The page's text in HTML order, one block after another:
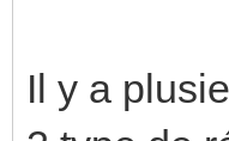
Il y a